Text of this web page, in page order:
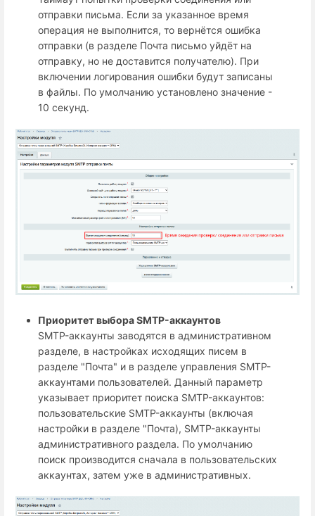
отправки письма. Если за указанное время
операция не выполнится, то вернётся ошибка
отправки (в разделе Почта письмо уйдёт на
отправку, но не доставится получателю). При
включении логирования ошибки будут записаны
в файлы. По умолчанию установлено значение -
10 секунд.
Приоритет выбора SMTP-аккаунтов
SMTP-аккаунты заводятся в административном
разделе, в настройках исходящих писем в
разделе "Почта" и в разделе управления SMTP-
аккаунтами пользователей. Данный параметр
указывает приоритет поиска SMTP-аккаунтов:
пользовательские SMTP-аккаунты (включая
настройки в разделе "Почта), SMTP-аккаунты
административного раздела. По умолчанию
поиск производится сначала в пользовательских
аккаунтах, затем уже в административных.